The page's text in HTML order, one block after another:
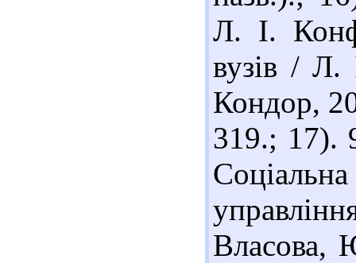
Л. І.
вузів / Л.
Кондор,
319.; 17).
Власова,